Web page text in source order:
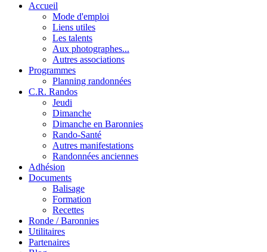
Accueil
Mode d'emploi
Liens utiles
Les talents
Aux photographes...
Autres associations
Programmes
Planning randonnées
C.R. Randos
Jeudi
Dimanche
Dimanche en Baronnies
Rando-Santé
Autres manifestations
Randonnées anciennes
Adhésion
Documents
Balisage
Formation
Recettes
Ronde / Baronnies
Utilitaires
Partenaires